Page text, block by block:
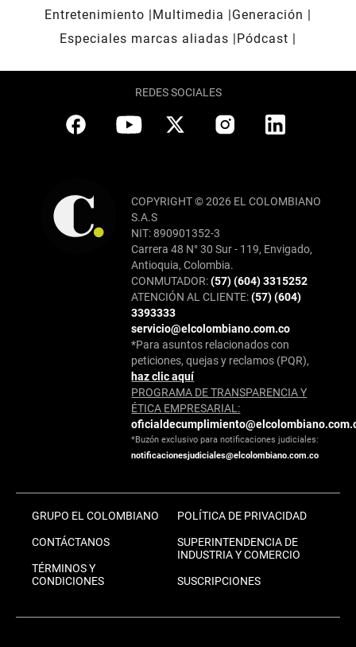
Entretenimiento
Multimedia
Generación
Especiales marcas aliadas
Pódcast
REDES SOCIALES
COPYRIGHT © 2026 EL COLOMBIANO
S.A.S
NIT: 890901352-3
Carrera 48 N° 30 Sur - 119, Envigado,
Antioquia, Colombia.
CONMUTADOR:(57) (604) 3315252
ATENCIÓN AL CLIENTE:(57) (604)
3393333
servicio@elcolombiano.com.co
*Para asuntos relacionados con
peticiones, quejas y reclamos (PQR),
haz clic aquí
PROGRAMA DE TRANSPARENCIA Y
ÉTICA EMPRESARIAL:
*Buzón exclusivo para notificaciones judiciales:
notificacionesjudiciales@elcolombiano.com.co
GRUPO EL COLOMBIANO
CONTÁCTANOS
TÉRMINOS Y
CONDICIONES
POLÍTICA DE PRIVACIDAD
SUPERINTENDENCIA DE
INDUSTRIA Y COMERCIO
SUSCRIPCIONES